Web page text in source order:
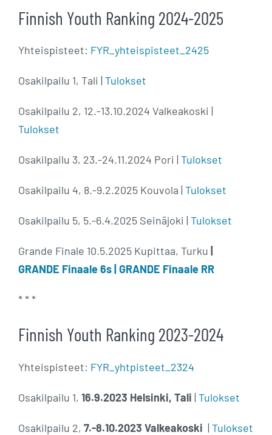
Finnish Youth Ranking 2024-2025
Yhteispisteet: FYR_yhteispisteet_2425
Osakilpailu 1, Tali | Tulokset
Osakilpailu 2, 12.-13.10.2024 Valkeakoski |
Tulokset
Osakilpailu 3, 23.-24.11.2024 Pori | Tulokset
Osakilpailu 4, 8.-9.2.2025 Kouvola | Tulokset
Osakilpailu 5, 5.-6.4.2025 Seinäjoki | Tulokset
Grande Finale 10.5.2025 Kupittaa, Turku
GRANDE Finaale 6s | GRANDE Finaale RR
* * *
Finnish Youth Ranking 2023-2024
Yhteispisteet: FYR_yhtpisteet_2324
Osakilpailu 1, 16.9.2023 Helsinki, Tali | Tulokset
Osakilpailu 2, 7.-8.10.2023 Valkeakoski | Tulokset